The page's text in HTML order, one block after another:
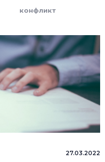
конфликт
27.03.2022